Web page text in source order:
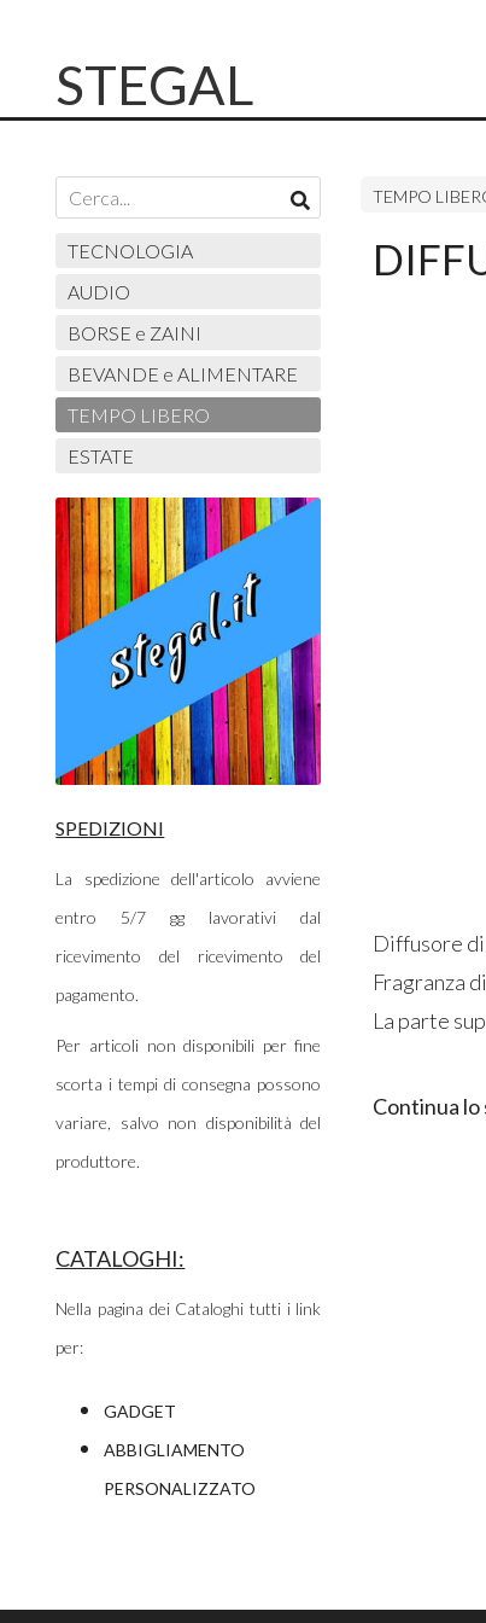
STEGAL
TEMPO
Diffusore
Fragranza
La parte
Continua lo
TECNOLOGIA
AUDIO
BORSE e ZAINI
BEVANDE e ALIMENTARE
TEMPO LIBERO
ESTATE
SPEDIZIONI
La spedizione dell'articolo avviene
entro 5/7 gg lavorativi dal
ricevimento del ricevimento del
pagamento.
Per articoli non disponibili per fine
scorta i tempi di consegna possono
variare, salvo non disponibilità del
produttore.
CATALOGHI:
Nella pagina dei Cataloghi tutti i link
per:
GADGET
ABBIGLIAMENTO
PERSONALIZZATO